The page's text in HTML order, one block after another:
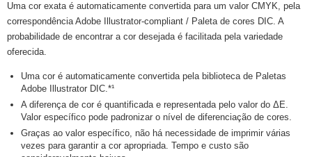
Uma cor exata é automaticamente convertida para um valor CMYK, pela
correspondência Adobe Illustrator-compliant / Paleta de cores DIC. A
probabilidade de encontrar a cor desejada é facilitada pela variedade
oferecida.
Uma cor é automaticamente convertida pela biblioteca de Paletas
Adobe Illustrator DIC.*¹
A diferença de cor é quantificada e representada pelo valor do ΔE.
Valor específico pode padronizar o nível de diferenciação de cores.
Graças ao valor específico, não há necessidade de imprimir várias
vezes para garantir a cor apropriada. Tempo e custo são